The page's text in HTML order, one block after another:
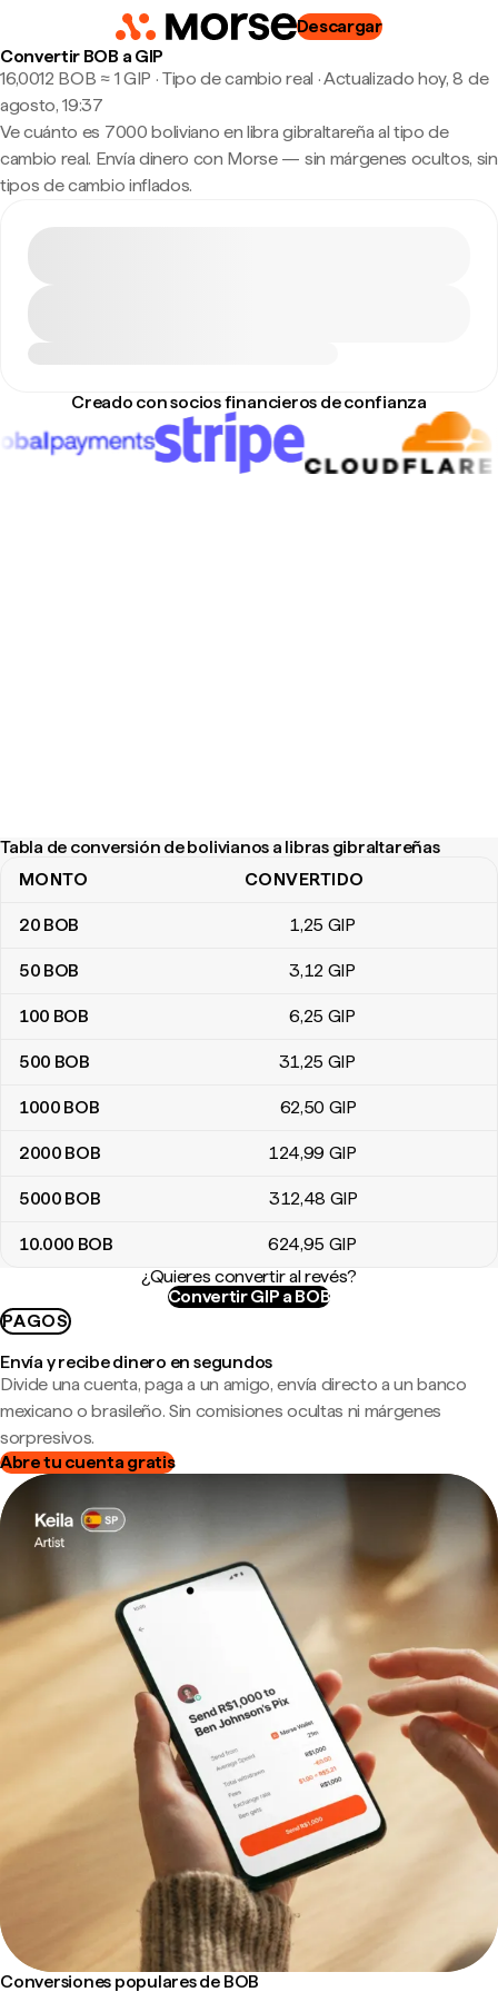
Descargar
Convertir BOB a GIP
16,0012 BOB ≈ 1 GIP · Tipo de cambio real ·Actualizado hoy, 8 de
agosto, 19:37
Ve cuánto es 7000 boliviano en libra gibraltareña al tipo de
cambio real. Envía dinero con Morse — sin márgenes ocultos, sin
tipos de cambio inflados.
Creado con socios financieros de confianza
Tabla de conversión de bolivianos a libras gibraltareñas
Tabla de conversión de bolivianos a libras gibraltareñas
MONTO CONVERTIDO
20 BOB 1,25 GIP
50 BOB 3,12 GIP
100 BOB 6,25 GIP
500 BOB 31,25 GIP
1000 BOB 62,50 GIP
2000 BOB 124,99 GIP
5000 BOB 312,48 GIP
10.000 BOB 624,95 GIP
¿Quieres convertir al revés?
Convertir GIP a BOB
PAGOS
Envía y recibe dinero en segundos
Divide una cuenta, paga a un amigo, envía directo a un banco
mexicano o brasileño. Sin comisiones ocultas ni márgenes
sorpresivos.
Abre tu cuenta gratis
Conversiones populares de BOB